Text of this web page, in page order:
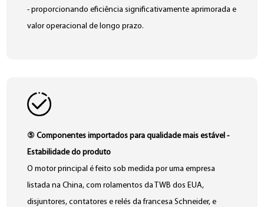
- proporcionando eficiência significativamente aprimorada e
valor operacional de longo prazo.
⑤ Componentes importados para qualidade mais estável -
Estabilidade do produto
O motor principal é feito sob medida por uma empresa
listada na China, com rolamentos da TWB dos EUA,
disjuntores, contatores e relés da francesa Schneider, e